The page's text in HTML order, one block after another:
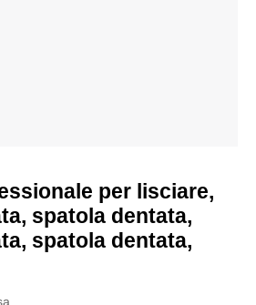
per lisciare,
spatola dentata,
spatola dentata,